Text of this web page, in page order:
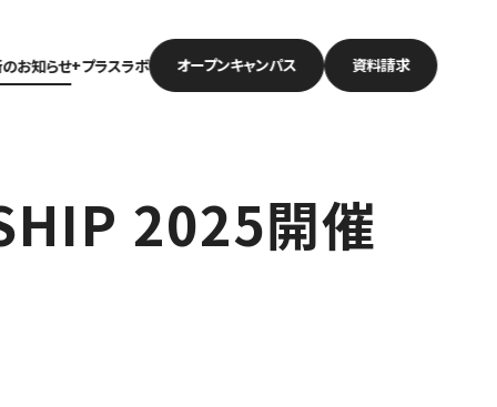
お知らせ+プラスラボ オープンキャンパス 資料請求
2025開催